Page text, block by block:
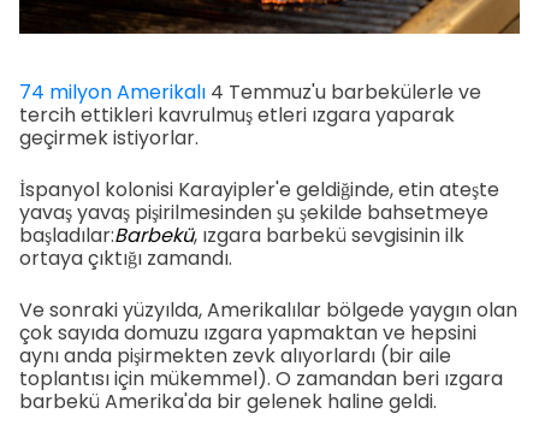
74 milyon Amerikalı 4 Temmuz'u barbekülerle ve
tercih ettikleri kavrulmuş etleri ızgara yaparak
geçirmek istiyorlar.
İspanyol kolonisi Karayipler'e geldiğinde, etin ateşte
yavaş yavaş pişirilmesinden şu şekilde bahsetmeye
başladılar:Barbekü, ızgara barbekü sevgisinin ilk
ortaya çıktığı zamandı.
Ve sonraki yüzyılda, Amerikalılar bölgede yaygın olan
çok sayıda domuzu ızgara yapmaktan ve hepsini
aynı anda pişirmekten zevk alıyorlardı (bir aile
toplantısı için mükemmel). O zamandan beri ızgara
barbekü Amerika'da bir gelenek haline geldi.